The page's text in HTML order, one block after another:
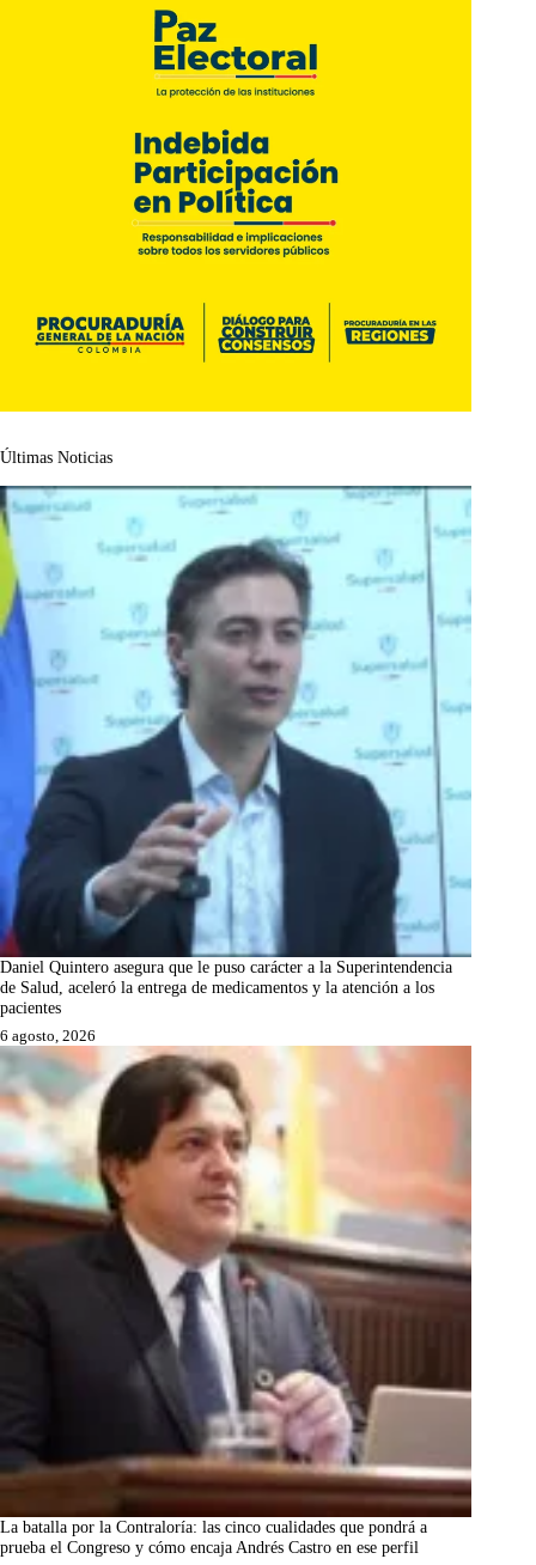
Últimas Noticias
Daniel Quintero asegura que le puso carácter a la Superintendencia
de Salud, aceleró la entrega de medicamentos y la atención a los
pacientes
6 agosto, 2026
La batalla por la Contraloría: las cinco cualidades que pondrá a
prueba el Congreso y cómo encaja Andrés Castro en ese perfil